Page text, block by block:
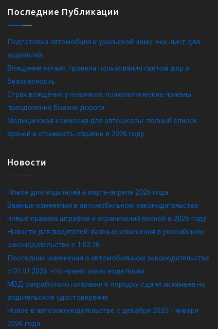
Последние Публикации
Подготовка автомобиля к уральской зиме: чек-лист для
водителей
Вождение ночью: правила пользования светом фар и
безопасность
Страх вождения у новичков: психологические приемы
преодоления боязни дороги
Медицинская комиссия для автошколы: полный список
врачей и стоимость справки в 2026 году
Новости
Новое для водителей в марте-апреле 2026 года
Важные изменения в автомобильном законодательстве:
новые правила штрафов и ограничений весной в 2026 году
Новости для водителей: важные изменения в российском
законодательстве c 1.03.26
Последние изменения в автомобильном законодательстве
c 01.01.2026: что нужно знать водителям
МВД разработало поправки к порядку сдачи экзамена на
водительское удостоверение
Новое в автозаконодательстве с декабря 2025 - января
2026 года